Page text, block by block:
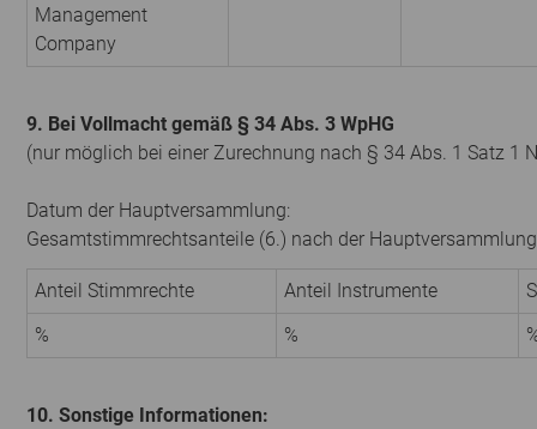
Management
Company
9. Bei Vollmacht gemäß § 34 Abs. 3 WpHG
(nur möglich bei einer Zurechnung nach § 34 Abs. 1 Satz 1
Datum der Hauptversammlung:
Gesamtstimmrechtsanteile (6.) nach der
Anteil Stimmrechte Anteil Instrumente
%
%
10. Sonstige Informationen: